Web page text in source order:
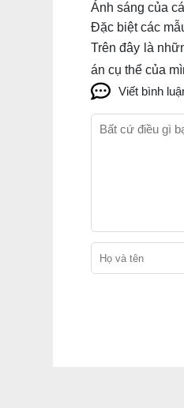
Ánh sáng của
Đặc biệt các
Trên đây là
án cụ thể của
Viết bình